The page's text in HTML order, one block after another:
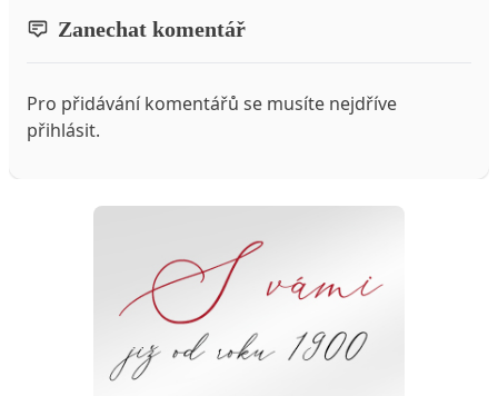
Zanechat komentář
Pro přidávání komentářů se musíte nejdříve
přihlásit.